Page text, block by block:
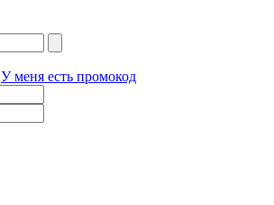
У меня есть промокод